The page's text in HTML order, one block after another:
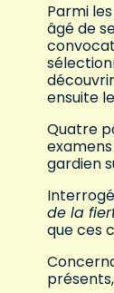
Parmi
âgé de
ensuite
Quatre
gardien
de la
que ces